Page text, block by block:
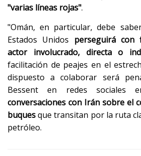
"varias líneas rojas".
"Omán, en particular, debe
Estados Unidos perseguirá con
actor involucrado, directa o
facilitación de peajes en el
dispuesto a colaborar será
Bessent en redes sociales
conversaciones con Irán sobre el
buquesque transitan por la ruta
petróleo.